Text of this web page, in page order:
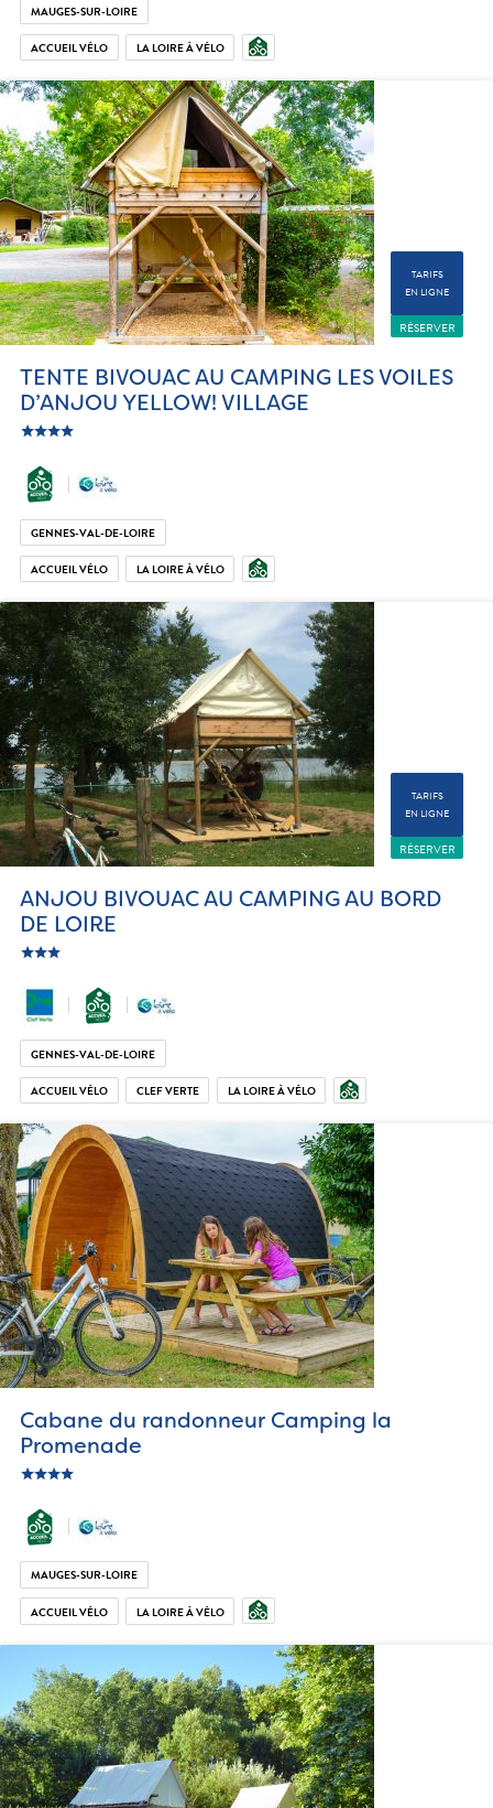
MAUGES-SUR-LOIRE
ACCUEIL VÉLO LA LOIRE À VÉLO
TARIFS
EN LIGNE
RÉSERVER
TENTE BIVOUAC AU CAMPING LES VOILES
D’ANJOU YELLOW! VILLAGE
ic_star
ic_star
GENNES-VAL-DE-LOIRE
ACCUEIL VÉLO LA LOIRE À VÉLO
TARIFS
EN LIGNE
RÉSERVER
ANJOU BIVOUAC AU CAMPING AU BORD
DE LOIRE
ic_star
GENNES-VAL-DE-LOIRE
ACCUEIL VÉLO CLEF VERTE LA LOIRE À VÉLO
Cabane du randonneur Camping la
Promenade
ic_star
ic_star
MAUGES-SUR-LOIRE
ACCUEIL VÉLO LA LOIRE À VÉLO